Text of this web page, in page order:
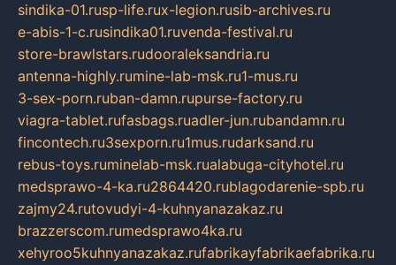
sindika-01.rusp-life.rux-legion.rusib-archives.ru
e-abis-1-c.rusindika01.ruvenda-festival.ru
store-brawlstars.rudooraleksandria.ru
antenna-highly.rumine-lab-msk.ru1-mus.ru
3-sex-porn.ruban-damn.rupurse-factory.ru
viagra-tablet.rufasbags.ruadler-jun.rubandamn.ru
fincontech.ru3sexporn.ru1mus.rudarksand.ru
rebus-toys.ruminelab-msk.rualabuga-cityhotel.ru
medsprawo-4-ka.ru2864420.rublagodarenie-spb.ru
zajmy24.rutovudyi-4-kuhnyanazakaz.ru
brazzerscom.rumedsprawo4ka.ru
xehyroo5kuhnyanazakaz.rufabrikayfabrikaefabrika.ru